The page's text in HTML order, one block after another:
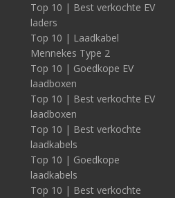
Top 10 | Best verkochte EV
laders
Top 10 | Laadkabel
Mennekes Type 2
Top 10 | Goedkope EV
laadboxen
Top 10 | Best verkochte EV
laadboxen
Top 10 | Best verkochte
laadkabels
Top 10 | Goedkope
laadkabels
Top 10 | Best verkochte